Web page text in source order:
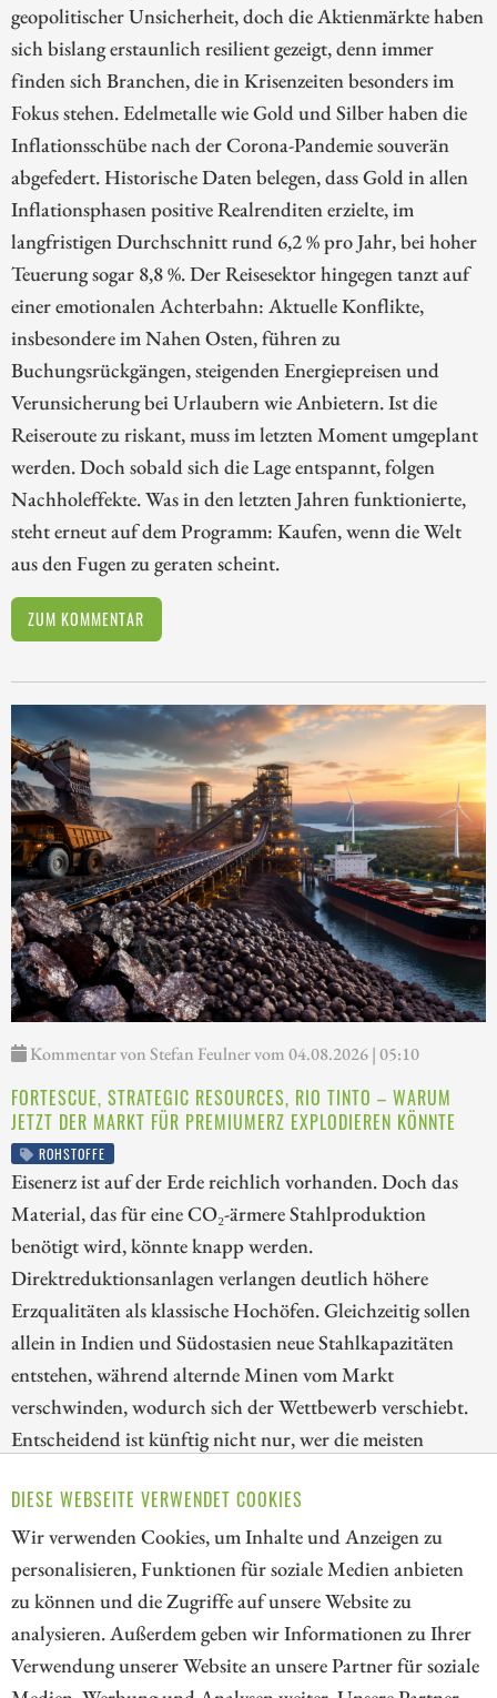
DIESE WEBSEITE VERWENDET COOKIES
Wir verwenden Cookies, um Inhalte und Anzeigen zu
personalisieren, Funktionen für soziale Medien anbieten
zu können und die Zugriffe auf unsere Website zu
analysieren. Außerdem geben wir Informationen zu Ihrer
Verwendung unserer Website an unsere Partner für soziale
geopolitischer Unsicherheit, doch die Aktienmärkte haben
sich bislang erstaunlich resilient gezeigt, denn immer
finden sich Branchen, die in Krisenzeiten besonders im
Fokus stehen. Edelmetalle wie Gold und Silber haben die
Inflationsschübe nach der Corona-Pandemie souverän
abgefedert. Historische Daten belegen, dass Gold in allen
Inflationsphasen positive Realrenditen erzielte, im
langfristigen Durchschnitt rund 6,2 % pro Jahr, bei hoher
Teuerung sogar 8,8 %. Der Reisesektor hingegen tanzt auf
einer emotionalen Achterbahn: Aktuelle Konflikte,
insbesondere im Nahen Osten, führen zu
Buchungsrückgängen, steigenden Energiepreisen und
Verunsicherung bei Urlaubern wie Anbietern. Ist die
Reiseroute zu riskant, muss im letzten Moment umgeplant
werden. Doch sobald sich die Lage entspannt, folgen
Nachholeffekte. Was in den letzten Jahren funktionierte,
steht erneut auf dem Programm: Kaufen, wenn die Welt
aus den Fugen zu geraten scheint.
ZUM KOMMENTAR
Kommentar von Stefan Feulner vom 04.08.2026 | 05:10
FORTESCUE, STRATEGIC RESOURCES, RIO TINTO – WARUM
JETZT DER MARKT FÜR PREMIUMERZ EXPLODIEREN KÖNNTE
ROHSTOFFE
Eisenerz ist auf der Erde reichlich vorhanden. Doch das
Material, das für eine CO₂-ärmere Stahlproduktion
benötigt wird, könnte knapp werden.
Direktreduktionsanlagen verlangen deutlich höhere
Erzqualitäten als klassische Hochöfen. Gleichzeitig sollen
allein in Indien und Südostasien neue Stahlkapazitäten
entstehen, während alternde Minen vom Markt
verschwinden, wodurch sich der Wettbewerb verschiebt.
Entscheidend ist künftig nicht nur, wer die meisten
günstige Energie und die passende Infrastruktur anbieten
kann.
ZUM KOMMENTAR